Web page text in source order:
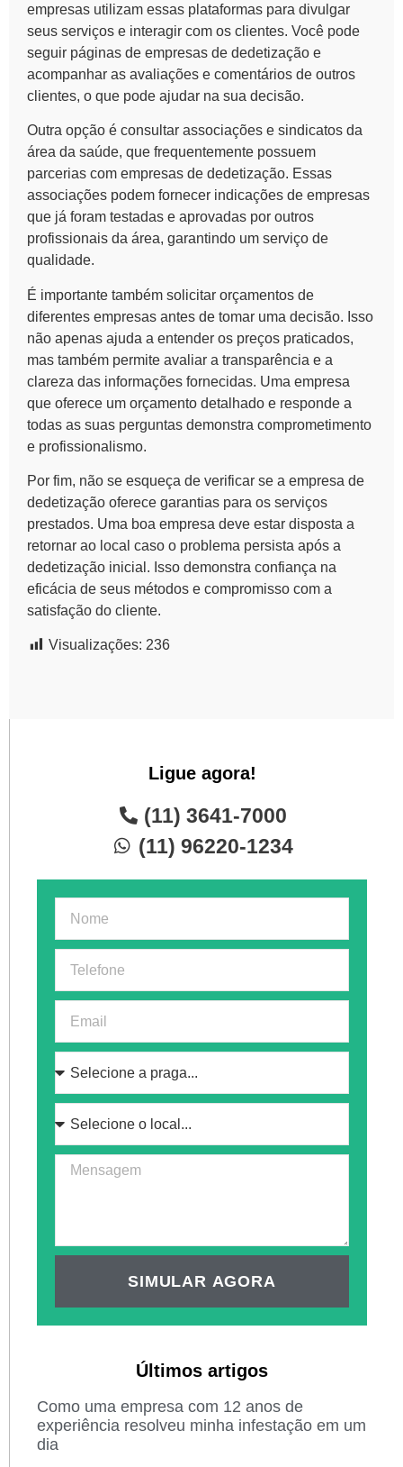
empresas utilizam essas plataformas para divulgar
seus serviços e interagir com os clientes. Você pode
seguir páginas de empresas de dedetização e
acompanhar as avaliações e comentários de outros
clientes, o que pode ajudar na sua decisão.
Outra opção é consultar associações e sindicatos da
área da saúde, que frequentemente possuem
parcerias com empresas de dedetização. Essas
associações podem fornecer indicações de empresas
que já foram testadas e aprovadas por outros
profissionais da área, garantindo um serviço de
qualidade.
É importante também solicitar orçamentos de
diferentes empresas antes de tomar uma decisão. Isso
não apenas ajuda a entender os preços praticados,
mas também permite avaliar a transparência e a
clareza das informações fornecidas. Uma empresa
que oferece um orçamento detalhado e responde a
todas as suas perguntas demonstra comprometimento
e profissionalismo.
Por fim, não se esqueça de verificar se a empresa de
dedetização oferece garantias para os serviços
prestados. Uma boa empresa deve estar disposta a
retornar ao local caso o problema persista após a
dedetização inicial. Isso demonstra confiança na
eficácia de seus métodos e compromisso com a
satisfação do cliente.
Visualizações: 236
Ligue agora!
(11) 3641-7000
(11) 96220-1234
SIMULAR AGORA
Últimos artigos
Como uma empresa com 12 anos de
experiência resolveu minha infestação em um
dia